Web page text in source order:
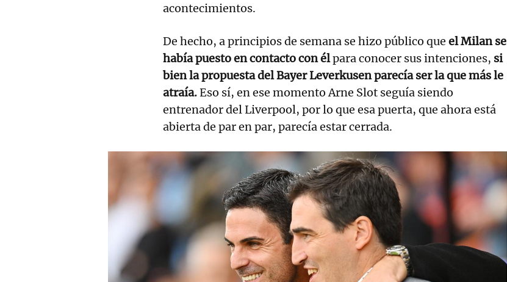
acontecimientos.
De hecho, a principios de semana se hizo público que el Milan se
había puesto en contacto con élpara conocer sus intenciones, si
bien la propuesta del Bayer Leverkusen parecía ser la que más le
atraía.Eso sí, en ese momento Arne Slot seguía siendo
entrenador del Liverpool, por lo que esa puerta, que ahora está
abierta de par en par, parecía estar cerrada.